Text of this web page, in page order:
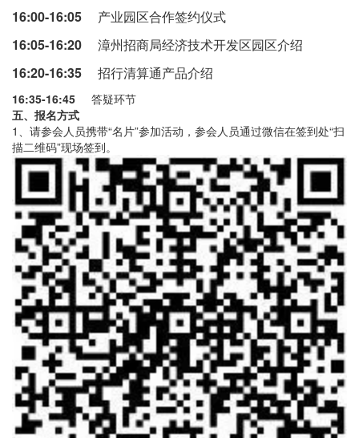
16:00-16:05 产业园区合作签约仪式
16:05-16:20 漳州招商局经济技术开发区园区介绍
16:20-16:35 招行清算通产品介绍
16:35-16:45 答疑环节
五、报名方式
1、请参会人员携带“名片”参加活动，参会人员通过微信在签到处“扫
描二维码”现场签到。